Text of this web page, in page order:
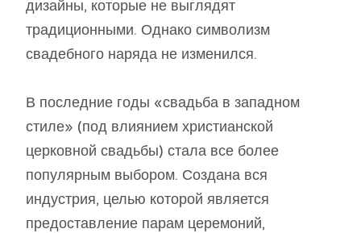
дизайны, которые не выглядят
традиционными. Однако символизм
свадебного наряда не изменился.
В последние годы «свадьба в западном
стиле» (под влиянием христианской
церковной свадьбы) стала все более
популярным выбором. Создана вся
индустрия, целью которой является
предоставление парам церемоний,